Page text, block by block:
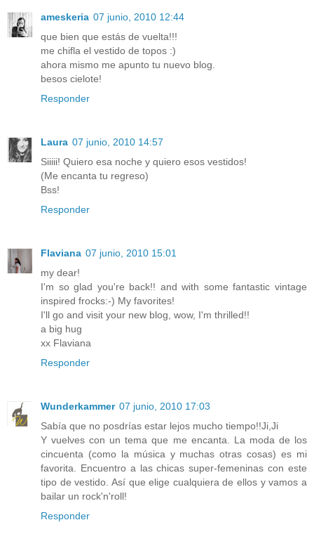
ameskeria 07 junio, 2010 12:44
que bien que estás de vuelta!!!
me chifla el vestido de topos :)
ahora mismo me apunto tu nuevo blog.
besos cielote!
Responder
Laura 07 junio, 2010 14:57
Siiiii! Quiero esa noche y quiero esos vestidos!
(Me encanta tu regreso)
Bss!
Responder
Flaviana 07 junio, 2010 15:01
my dear!
I'm so glad you're back!! and with some fantastic vintage
inspired frocks:-) My favorites!
I'll go and visit your new blog, wow, I'm thrilled!!
a big hug
xx Flaviana
Responder
Wunderkammer 07 junio, 2010 17:03
Sabía que no posdrías estar lejos mucho tiempo!!Ji,Ji
Y vuelves con un tema que me encanta. La moda de los
cincuenta (como la música y muchas otras cosas) es mi
favorita. Encuentro a las chicas super-femeninas con este
tipo de vestido. Así que elige cualquiera de ellos y vamos a
bailar un rock'n'roll!
Responder